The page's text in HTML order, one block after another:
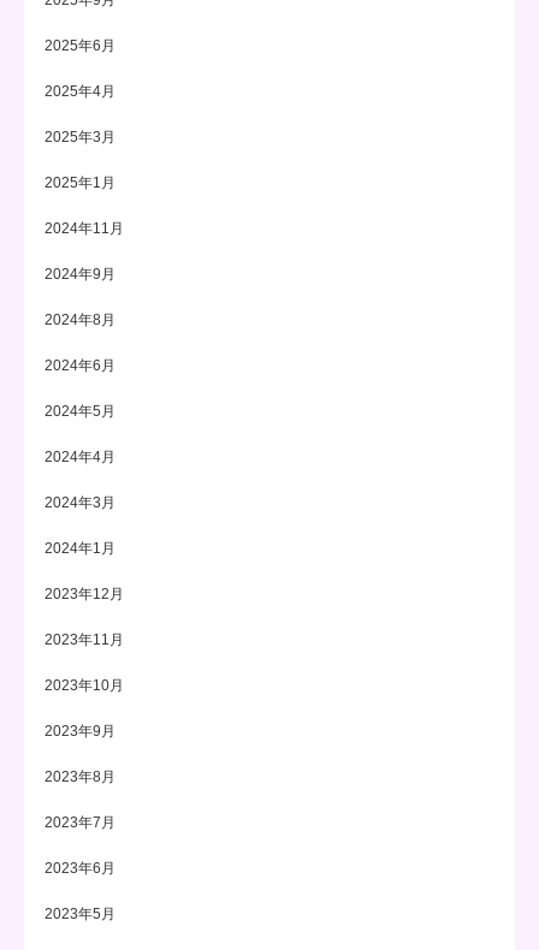
2025年6月
2025年4月
2025年3月
2025年1月
2024年11月
2024年9月
2024年8月
2024年6月
2024年5月
2024年4月
2024年3月
2024年1月
2023年12月
2023年11月
2023年10月
2023年9月
2023年8月
2023年7月
2023年6月
2023年5月